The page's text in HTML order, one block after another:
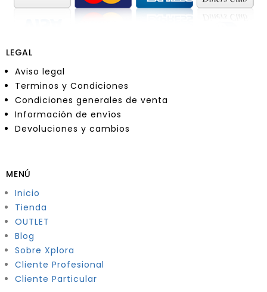
LEGAL
Aviso legal
Terminos y Condiciones
Condiciones generales de venta
Información de envíos
Devoluciones y cambios
MENÚ
Inicio
Tienda
OUTLET
Blog
Sobre Xplora
Cliente Profesional
Cliente Particular